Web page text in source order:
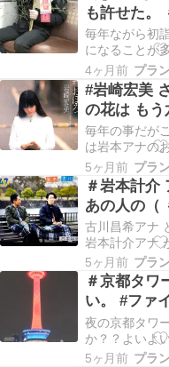
使われるって
ってことそし
２５年のクリ
ってるってこ
も許せた。
電車日和 １
毎年ながら初
になることが
た。もう四月
ろの話題を思
も頭を回転さ
向きにとらえ
でいる。自分
思うことだが
いるので、モ
4ヶ月前 プラ
#岩崎宏美
の花は もう
る ＃春お
じけんぞ！
毎年の事だが
は岩本アナの
をやらんとあ
これもやらん
はもう6分咲
ジャケットは
こちら ⇊ でも
も！！ 桜の花
げることなく
5ヶ月前 プラ
＃岩本計介
あの人の（
卒業企画の
古川昌希アナ
岩本計介アナ
久々におは朝
っかり見た。
ールから続き
見たもんだが
なくなってき
うと思ったの
業ということ
5ヶ月前 プラ
＃京都タワ
い。 #ファ
界
夜の京都タワ
か？？よいよ
してもいいで
5ヶ月前 プラ